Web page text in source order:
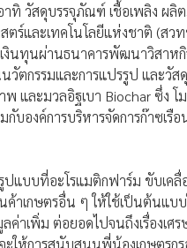
ทิ วัสดุบรรจุภัณฑ์ เชื้อเพลิง ผ
ร์และเทคโนโลยีแห่งชาติ (สว
งินทุนผ่านธนาคารพัฒนาวิสาห
วัตกรรมและการแปรรูป และ
และมวลอิฐเบา Biochar ซึ่ง โ
บองค์การบริหารจัดการก๊าซเรื
แบบที่อะโรแมติกฟาร์ม ขับเคลื่
ค้าเกษตรอื่น ๆ ให้ใช้เป็นต้นแ
าเพิ่ม ต่อยอดไปจนถึงเรื่องเศร
ให้การสนับสนุนพี่น้องเกษตรกร